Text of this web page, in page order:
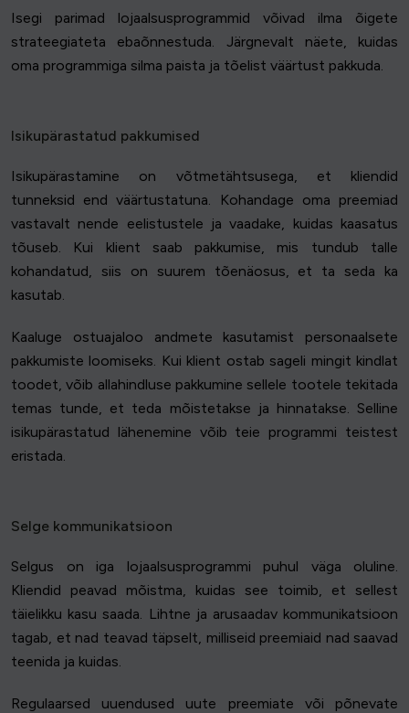
Isegi parimad lojaalsusprogrammid võivad ilma õigete
strateegiateta ebaõnnestuda. Järgnevalt näete, kuidas
oma programmiga silma paista ja tõelist väärtust pakkuda.
Isikupärastatud pakkumised
Isikupärastamine on võtmetähtsusega, et kliendid
tunneksid end väärtustatuna. Kohandage oma preemiad
vastavalt nende eelistustele ja vaadake, kuidas kaasatus
tõuseb. Kui klient saab pakkumise, mis tundub talle
kohandatud, siis on suurem tõenäosus, et ta seda ka
kasutab.
Kaaluge ostuajaloo andmete kasutamist personaalsete
pakkumiste loomiseks. Kui klient ostab sageli mingit kindlat
toodet, võib allahindluse pakkumine sellele tootele tekitada
temas tunde, et teda mõistetakse ja hinnatakse. Selline
isikupärastatud lähenemine võib teie programmi teistest
eristada.
Selge kommunikatsioon
Selgus on iga lojaalsusprogrammi puhul väga oluline.
Kliendid peavad mõistma, kuidas see toimib, et sellest
täielikku kasu saada. Lihtne ja arusaadav kommunikatsioon
tagab, et nad teavad täpselt, milliseid preemiaid nad saavad
teenida ja kuidas.
Regulaarsed uuendused uute preemiate või põnevate